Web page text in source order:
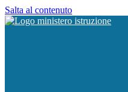
Salta al contenuto